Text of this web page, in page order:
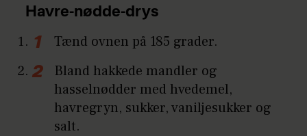
Havre-nødde-drys
Tænd ovnen på 185 grader.
Bland hakkede mandler og
hasselnødder med hvedemel,
havregryn, sukker, vaniljesukker og
salt.